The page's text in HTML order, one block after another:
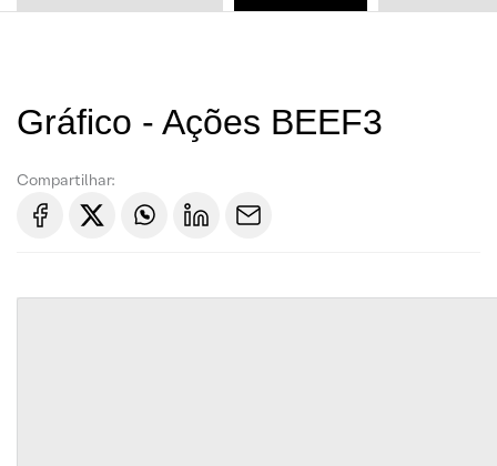
Gráfico - Ações BEEF3
Compartilhar: